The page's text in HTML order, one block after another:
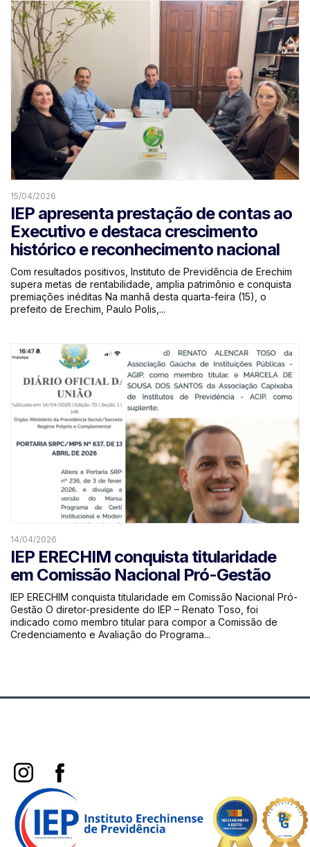
15/04/2026
IEP apresenta prestação de contas ao
Executivo e destaca crescimento
histórico e reconhecimento nacional
Com resultados positivos, Instituto de Previdência de Erechim
supera metas de rentabilidade, amplia patrimônio e conquista
premiações inéditas Na manhã desta quarta-feira (15), o
prefeito de Erechim, Paulo Polis,...
14/04/2026
IEP ERECHIM conquista titularidade
em Comissão Nacional Pró-Gestão
IEP ERECHIM conquista titularidade em Comissão Nacional Pró-
Gestão O diretor-presidente do IEP – Renato Toso, foi
indicado como membro titular para compor a Comissão de
Credenciamento e Avaliação do Programa...